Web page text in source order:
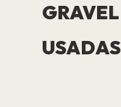
GRAVEL
USADAS